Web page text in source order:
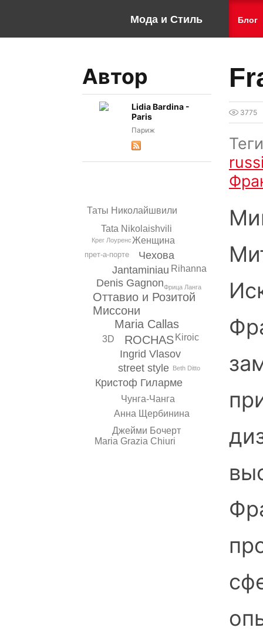
Мода и Стиль Блог
Автор
Lidia Bardina -
Paris
Париж
Maria Callas
ROCHAS
Оттавио и Розитой
Миссони
Ingrid Vlasov
street style
Denis Gagnon
Кристоф Гиларме
Jantaminiau
Чехова
Чунга-Чанга
Женщина
Анна Щербинина
Джейми Бочерт
Tata Nikolaishvili
Maria Grazia Chiuri
3D
Rihanna
Kiroic
Таты Николайшвили
прет-а-порте
Крег Лоуренс
Фрица Ланга
Beth Ditto
3775